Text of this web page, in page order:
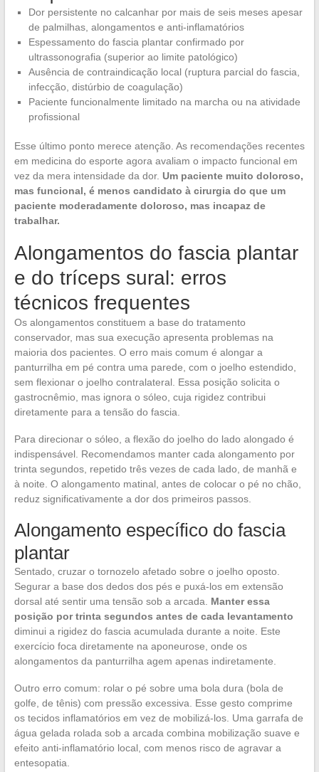
Dor persistente no calcanhar por mais de seis meses apesar
de palmilhas, alongamentos e anti-inflamatórios
Espessamento do fascia plantar confirmado por
ultrassonografia (superior ao limite patológico)
Ausência de contraindicação local (ruptura parcial do fascia,
infecção, distúrbio de coagulação)
Paciente funcionalmente limitado na marcha ou na atividade
profissional
Esse último ponto merece atenção. As recomendações recentes
em medicina do esporte agora avaliam o impacto funcional em
vez da mera intensidade da dor. Um paciente muito doloroso,
mas funcional, é menos candidato à cirurgia do que um
paciente moderadamente doloroso, mas incapaz de
trabalhar.
Alongamentos do fascia plantar
e do tríceps sural: erros
técnicos frequentes
Os alongamentos constituem a base do tratamento
conservador, mas sua execução apresenta problemas na
maioria dos pacientes. O erro mais comum é alongar a
panturrilha em pé contra uma parede, com o joelho estendido,
sem flexionar o joelho contralateral. Essa posição solicita o
gastrocnêmio, mas ignora o sóleo, cuja rigidez contribui
diretamente para a tensão do fascia.
Para direcionar o sóleo, a flexão do joelho do lado alongado é
indispensável. Recomendamos manter cada alongamento por
trinta segundos, repetido três vezes de cada lado, de manhã e
à noite. O alongamento matinal, antes de colocar o pé no chão,
reduz significativamente a dor dos primeiros passos.
Alongamento específico do fascia
plantar
Sentado, cruzar o tornozelo afetado sobre o joelho oposto.
Segurar a base dos dedos dos pés e puxá-los em extensão
dorsal até sentir uma tensão sob a arcada. Manter essa
posição por trinta segundos antes de cada levantamento
diminui a rigidez do fascia acumulada durante a noite. Este
exercício foca diretamente na aponeurose, onde os
alongamentos da panturrilha agem apenas indiretamente.
Outro erro comum: rolar o pé sobre uma bola dura (bola de
golfe, de tênis) com pressão excessiva. Esse gesto comprime
os tecidos inflamatórios em vez de mobilizá-los. Uma garrafa de
água gelada rolada sob a arcada combina mobilização suave e
efeito anti-inflamatório local, com menos risco de agravar a
entesopatia.